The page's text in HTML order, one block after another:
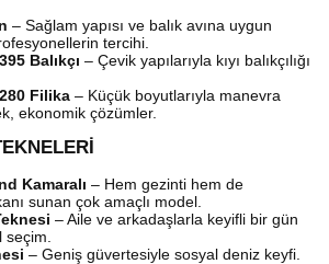
– Sağlam yapısı ve balık avına uygun
tercihi.
Balıkçı – Çevik yapılarıyla kıyı balıkçılığı
Filika – Küçük boyutlarıyla manevra
ekonomik çözümler.
Kamaralı – Hem gezinti hem de
sunan çok amaçlı model.
– Aile ve arkadaşlarla keyifli bir gün
– Geniş güvertesiyle sosyal deniz keyfi.